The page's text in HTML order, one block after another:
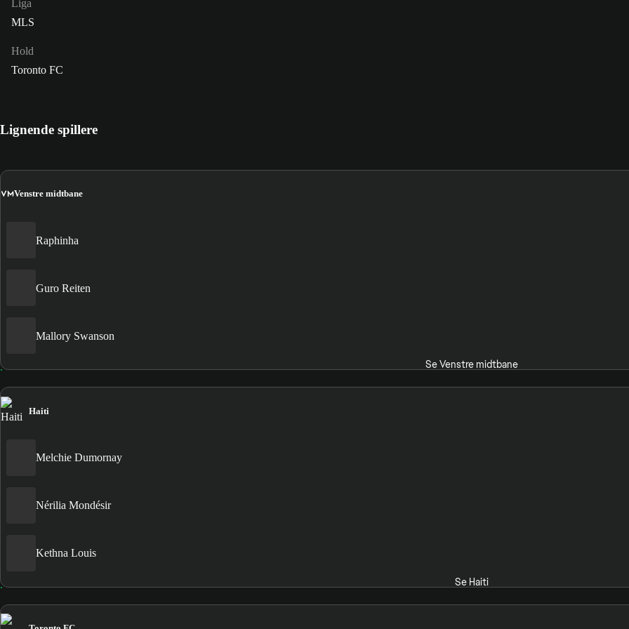
Liga
MLS
Hold
Toronto FC
Lignende spillere
VMVenstre midtbane
Raphinha
Guro Reiten
Mallory Swanson
Se Venstre midtbane
Haiti
Melchie Dumornay
Nérilia Mondésir
Kethna Louis
Se Haiti